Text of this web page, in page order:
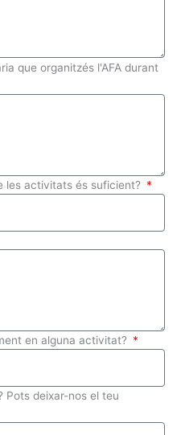
que organitzés l'AFA durant
les activitats és suficient?
en alguna activitat?
Pots deixar-nos el teu